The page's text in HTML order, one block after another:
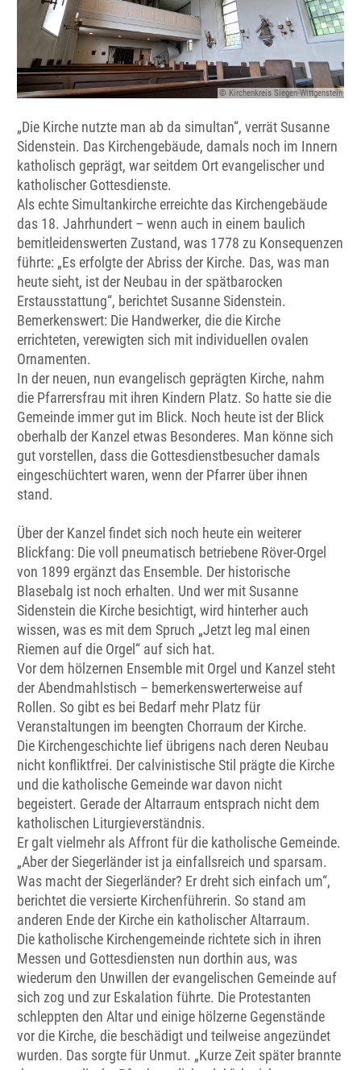
© Kirchenkreis Siegen-Wittgenstein
„Die Kirche nutzte man ab da simultan“, verrät Susanne
Sidenstein. Das Kirchengebäude, damals noch im Innern
katholisch geprägt, war seitdem Ort evangelischer und
katholischer Gottesdienste.
Als echte Simultankirche erreichte das Kirchengebäude
das 18. Jahrhundert – wenn auch in einem baulich
bemitleidenswerten Zustand, was 1778 zu Konsequenzen
führte: „Es erfolgte der Abriss der Kirche. Das, was man
heute sieht, ist der Neubau in der spätbarocken
Erstausstattung“, berichtet Susanne Sidenstein.
Bemerkenswert: Die Handwerker, die die Kirche
errichteten, verewigten sich mit individuellen ovalen
Ornamenten.
In der neuen, nun evangelisch geprägten Kirche, nahm
die Pfarrersfrau mit ihren Kindern Platz. So hatte sie die
Gemeinde immer gut im Blick. Noch heute ist der Blick
oberhalb der Kanzel etwas Besonderes. Man könne sich
gut vorstellen, dass die Gottesdienstbesucher damals
eingeschüchtert waren, wenn der Pfarrer über ihnen
stand.
Über der Kanzel findet sich noch heute ein weiterer
Blickfang: Die voll pneumatisch betriebene Röver-Orgel
von 1899 ergänzt das Ensemble. Der historische
Blasebalg ist noch erhalten. Und wer mit Susanne
Sidenstein die Kirche besichtigt, wird hinterher auch
wissen, was es mit dem Spruch „Jetzt leg mal einen
Riemen auf die Orgel“ auf sich hat.
Vor dem hölzernen Ensemble mit Orgel und Kanzel steht
der Abendmahlstisch – bemerkenswerterweise auf
Rollen. So gibt es bei Bedarf mehr Platz für
Veranstaltungen im beengten Chorraum der Kirche.
Die Kirchengeschichte lief übrigens nach deren Neubau
nicht konfliktfrei. Der calvinistische Stil prägte die Kirche
und die katholische Gemeinde war davon nicht
begeistert. Gerade der Altarraum entsprach nicht dem
katholischen Liturgieverständnis.
Er galt vielmehr als Affront für die katholische Gemeinde.
„Aber der Siegerländer ist ja einfallsreich und sparsam.
Was macht der Siegerländer? Er dreht sich einfach um“,
berichtet die versierte Kirchenführerin. So stand am
anderen Ende der Kirche ein katholischer Altarraum.
Die katholische Kirchengemeinde richtete sich in ihren
Messen und Gottesdiensten nun dorthin aus, was
wiederum den Unwillen der evangelischen Gemeinde auf
sich zog und zur Eskalation führte. Die Protestanten
schleppten den Altar und einige hölzerne Gegenstände
vor die Kirche, die beschädigt und teilweise angezündet
wurden. Das sorgte für Unmut. „Kurze Zeit später brannte